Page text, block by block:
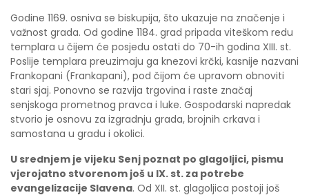
Godine 1169. osniva se biskupija, što ukazuje na značenje i
važnost grada. Od godine 1184. grad pripada viteškom redu
templara u čijem će posjedu ostati do 70-ih godina XIII. st.
Poslije templara preuzimaju ga knezovi krčki, kasnije nazvani
Frankopani (Frankapani), pod čijom će upravom obnoviti
stari sjaj. Ponovno se razvija trgovina i raste značaj
senjskoga prometnog pravca i luke. Gospodarski napredak
stvorio je osnovu za izgradnju grada, brojnih crkava i
samostana u gradu i okolici.
U srednjem je vijeku Senj poznat po glagoljici, pismu
vjerojatno stvorenom još u IX. st. za potrebe
evangelizacije Slavena. Od XII. st. glagoljica postoji još